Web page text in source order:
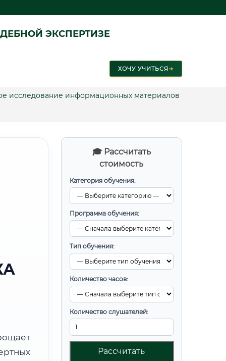
ЭКСПЕРТИЗЕ
ХОЧУ УЧИТЬСЯ➜
исследование информационных материалов
🎓 Рассчитать
стоимость
Категория обучения:
Программа обучения:
Тип обучения:
Количество часов:
Количество слушателей:
Рассчитать